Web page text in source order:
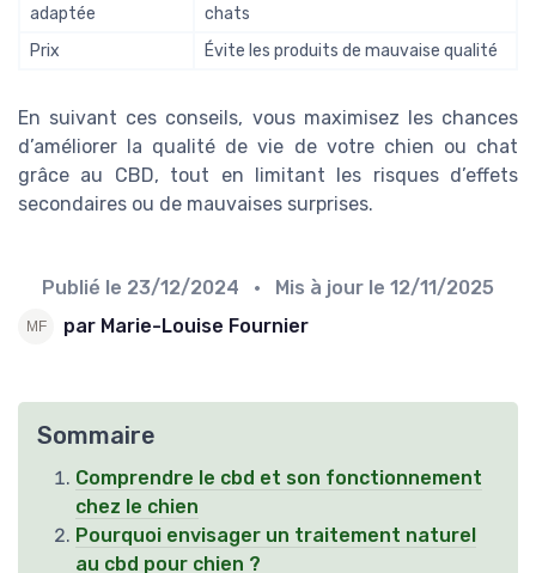
adaptée
chats
Prix
Évite les produits de mauvaise qualité
En suivant ces conseils, vous maximisez les chances
d’améliorer la qualité de vie de votre chien ou chat
grâce au CBD, tout en limitant les risques d’effets
secondaires ou de mauvaises surprises.
Publié le 23/12/2024 • Mis à jour le 12/11/2025
par Marie-Louise Fournier
Sommaire
Comprendre le cbd et son fonctionnement
chez le chien
Pourquoi envisager un traitement naturel
au cbd pour chien ?